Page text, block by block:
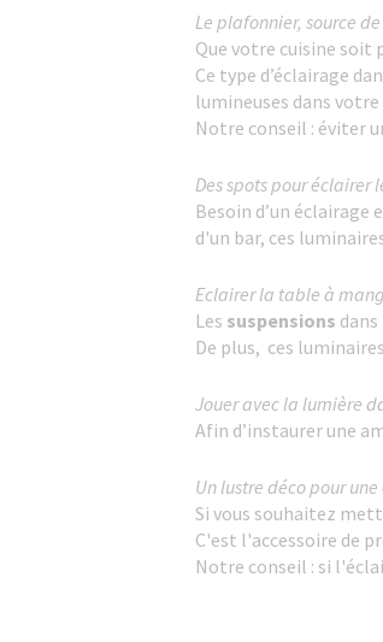
Le plafonnier, source
Que votre cuisine soit
Ce type d’éclairage
lumineuses dans
Notre conseil : éviter
Des spots pour éclairer
Besoin d’un éclairage
d'un bar, ces
Eclairer la table à
Les suspensions
De plus, ces
Jouer avec la lumière
Afin d’instaurer une
Un lustre déco pour
Si vous souhaitez
C'est l'accessoire de
Notre conseil : si